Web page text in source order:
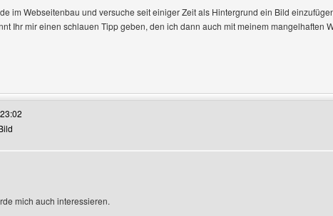
im Webseitenbau und versuche seit einiger Zeit als Hintergrund ein Bild
Ihr mir einen schlauen Tipp geben, den ich dann auch mit meinem mangelhaften
Benutzers besuchen: ullikate
mich auch interessieren.